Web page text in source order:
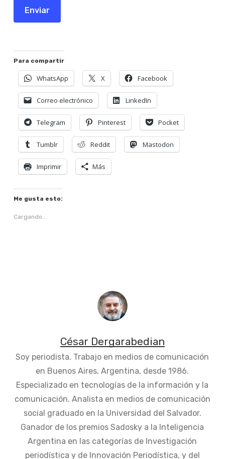
Enviar
Para compartir
WhatsApp X Facebook
Correo electrónico LinkedIn
Telegram Pinterest Pocket
Tumblr Reddit Mastodon
Imprimir Más
Me gusta esto:
Cargando...
César Dergarabedian
Soy periodista. Trabajo en medios de comunicación
en Buenos Aires, Argentina, desde 1986.
Especializado en tecnologías de la información y la
comunicación. Analista en medios de comunicación
social graduado en la Universidad del Salvador.
Ganador de los premios Sadosky a la Inteligencia
Argentina en las categorías de Investigación
periodística y de Innovación Periodística, y del